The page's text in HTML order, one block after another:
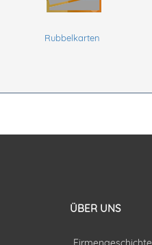
Rubbelkarten
ÜBER UNS